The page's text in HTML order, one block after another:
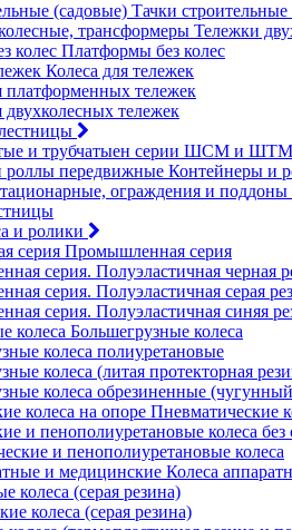
Тачки
Тележки
Платформы без колес
Колеса для тележек
платформенных тележек
двухколесных тележек
Контейнеры и
и ролики
Промышленная серия
серия. Полуэластичная черная
серия. Полуэластичная серая
серия. Полуэластичная синяя
Большегрузные колеса
колеса полиуретановые
колеса (литая протекторная
колеса обрезиненные
Пневматические
и пенополиуретановые колеса
Колеса
колеса (серая резина)
колеса (серая резина)